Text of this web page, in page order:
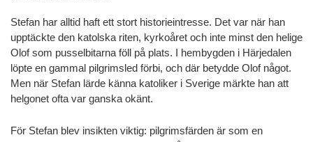
Stefan har alltid haft ett stort historieintresse. Det var när han
upptäckte den katolska riten, kyrkoåret och inte minst den helige
Olof som pusselbitarna föll på plats. I hembygden i Härjedalen
löpte en gammal pilgrimsled förbi, och där betydde Olof något.
Men när Stefan lärde känna katoliker i Sverige märkte han att
helgonet ofta var ganska okänt.
För Stefan blev insikten viktig: pilgrimsfärden är som en